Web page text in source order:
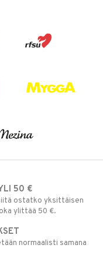
50 €
ostatko yksittäisen
ylittää 50 €.
normaalisti samana